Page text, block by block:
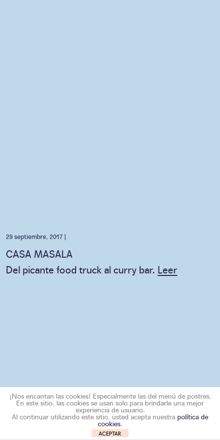
29 septiembre, 2017 |
CASA MASALA
Del picante food truck al curry bar. Leer
¡Nos encantan las cookies! Especialmente las del menú de postres.
En este sitio, las cookies se usan solo para brindarle una mejor
experiencia de usuario.
Al continuar utilizando este sitio, usted acepta nuestra política de
cookies.
ACEPTAR